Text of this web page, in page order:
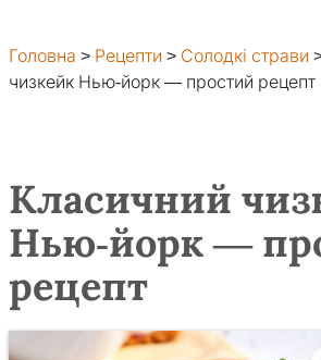
Головна > Рецепти > Солодкі страви
чизкейк Нью-йорк — простий рецепт
Класичний
Нью-йорк —
рецепт